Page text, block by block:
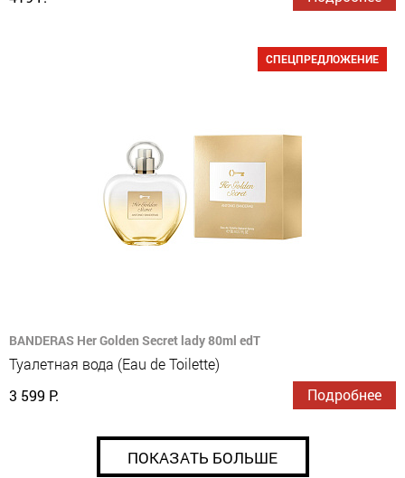
СПЕЦПРЕДЛОЖЕНИЕ
BANDERAS Her Golden Secret lady 80ml edT
Туалетная вода (Eau de Toilette)
3 599 Р.
Подробнее
ПОКАЗАТЬ БОЛЬШЕ